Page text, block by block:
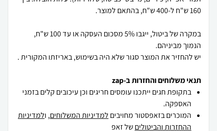
במקרה של ביטול, ייגבו 5% מסכום העסקה או עד 100 ש"ח,
יש להחזיר את המוצר סגור שלא היה בשימוש, באריזתו המקורית .
תנאי משלוחים והחזרות ב-zap
בתקופת חגים ייתכנו עומסים חריגים וכן עיכובים קלים בזמני
האספקה.
המוכרים בזאפסטור מחויבים למדיניות המשלוחים, ולמדיניות
ההחזרות והביטוליםשל זאפ